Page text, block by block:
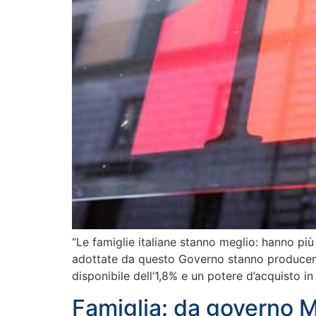
“Le famiglie italiane stanno meglio: hanno
adottate da questo Governo stanno
disponibile dell’1,8% e un potere
Famiglia: da governo